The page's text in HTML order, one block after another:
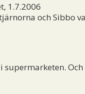
1.7.2006
och Sibbo